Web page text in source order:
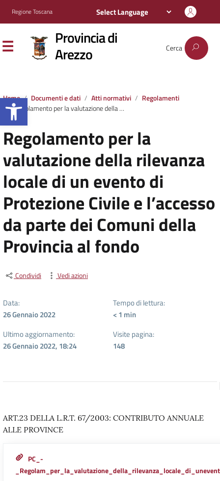
Apri la barra degli strumenti
Regione Toscana
Provincia di
Arezzo Cerca
Home Documenti e dati Atti normativi
Regolamenti
Regolamento per la valutazione della rilevanza locale di un evento di Protezione Civile e l’accesso da parte dei Comuni della Provincia al fondo
Regolamento per la
valutazione della rilevanza
locale di un evento di
Protezione Civile e l’accesso
da parte dei Comuni della
Provincia al fondo
Condividi Vedi azioni
Data:
26 Gennaio 2022
Tempo di lettura:
< 1 min
Ultimo aggiornamento:
26 Gennaio 2022, 18:24
Visite pagina:
148
ART.23 DELLA L.R.T. 67/2003: CONTRIBUTO ANNUALE
ALLE PROVINCE
PC_-